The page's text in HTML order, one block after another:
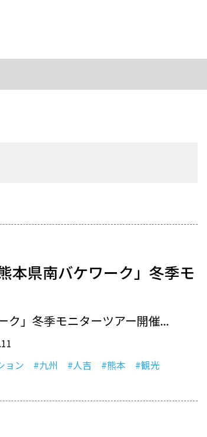
本県南バケワーク」冬季モ
ク」冬季モニターツアー開催...
ョン #九州 #人吉 #熊本
#観光